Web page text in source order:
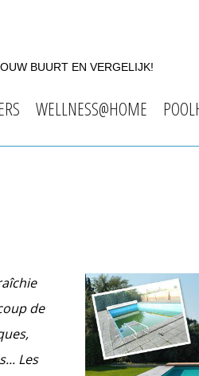
BUURT EN VERGELIJK!
WELLNESS@HOME
de
Les